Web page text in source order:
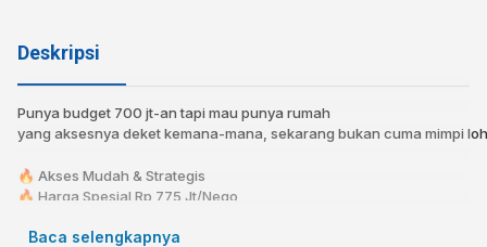
Deskripsi
Punya budget 700 jt-an tapi mau punya rumah
yang aksesnya deket kemana-mana, sekarang bukan cuma mimpi
🔥 Akses Mudah & Strategis
🔥 Harga Spesial Rp 775 Jt/Nego
🔥 Bebas Banjir⁣⁣
Baca selengkapnya